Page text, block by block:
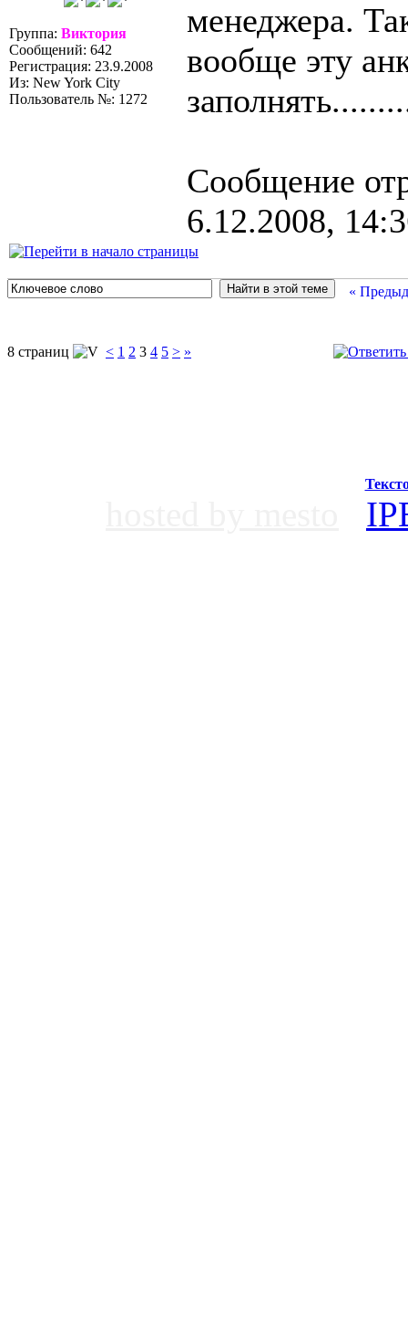
Группа: Виктория
Сообщений: 642
Регистрация: 23.9.2008
Из: New York City
Пользователь №: 1272
менеджера.
вообще эту
Сообщение
6.12.2008,
«
8 страниц < 1 2 3 4 5 > »